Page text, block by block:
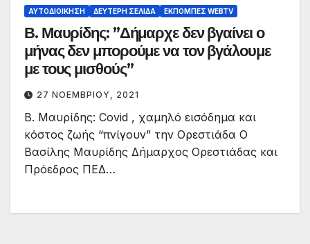
ΑΥΤΟΔΙΟΊΚΗΣΗ ΔΕΎΤΕΡΗ ΣΕΛΊΔΑ ΕΚΠΟΜΠΈΣ WEBTV
Β. Μαυρίδης: ”Δήμαρχε δεν βγαίνει ο
μήνας δεν μπορούμε να τον βγάλουμε
με τους μισθούς”
27 ΝΟΕΜΒΡΊΟΥ, 2021
Β. Μαυρίδης: Covid , χαμηλό εισόδημα και
κόστος ζωής “πνίγουν” την Ορεστιάδα Ο
Βασίλης Μαυρίδης Δήμαρχος Ορεστιάδας και
Πρόεδρος ΠΕΔ…